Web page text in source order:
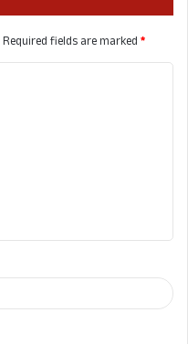
Required fields are marked*